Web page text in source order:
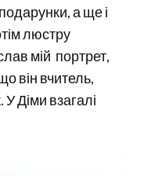
а ще і
люстру
мій портрет,
він вчитель,
Діми взагалі